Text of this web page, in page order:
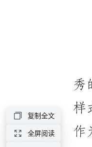
复制全文
全屏阅读